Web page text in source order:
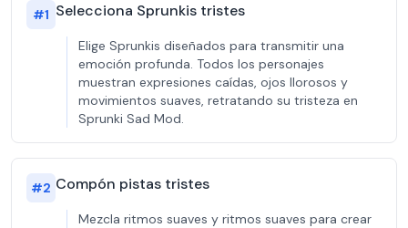
#1 Selecciona Sprunkis tristes
Elige Sprunkis diseñados para transmitir una
emoción profunda. Todos los personajes
muestran expresiones caídas, ojos llorosos y
movimientos suaves, retratando su tristeza en
Sprunki Sad Mod.
#2 Compón pistas tristes
Mezcla ritmos suaves y ritmos suaves para crear